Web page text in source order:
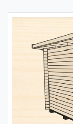
• Isolerpaket kan
• Taket utgörs av
• Takpanelen är
• Virket är av
(45x145 mm)
• Levereras med
• Fönster kan
• Extra
• Takpaket med